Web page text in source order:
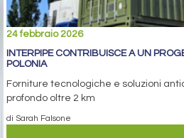
24 febbraio 2026
INTERPIPE CONTRIBUISCE A UN
POLONIA
Forniture tecnologiche e soluzioni
profondo oltre 2 km
di Sarah Falsone